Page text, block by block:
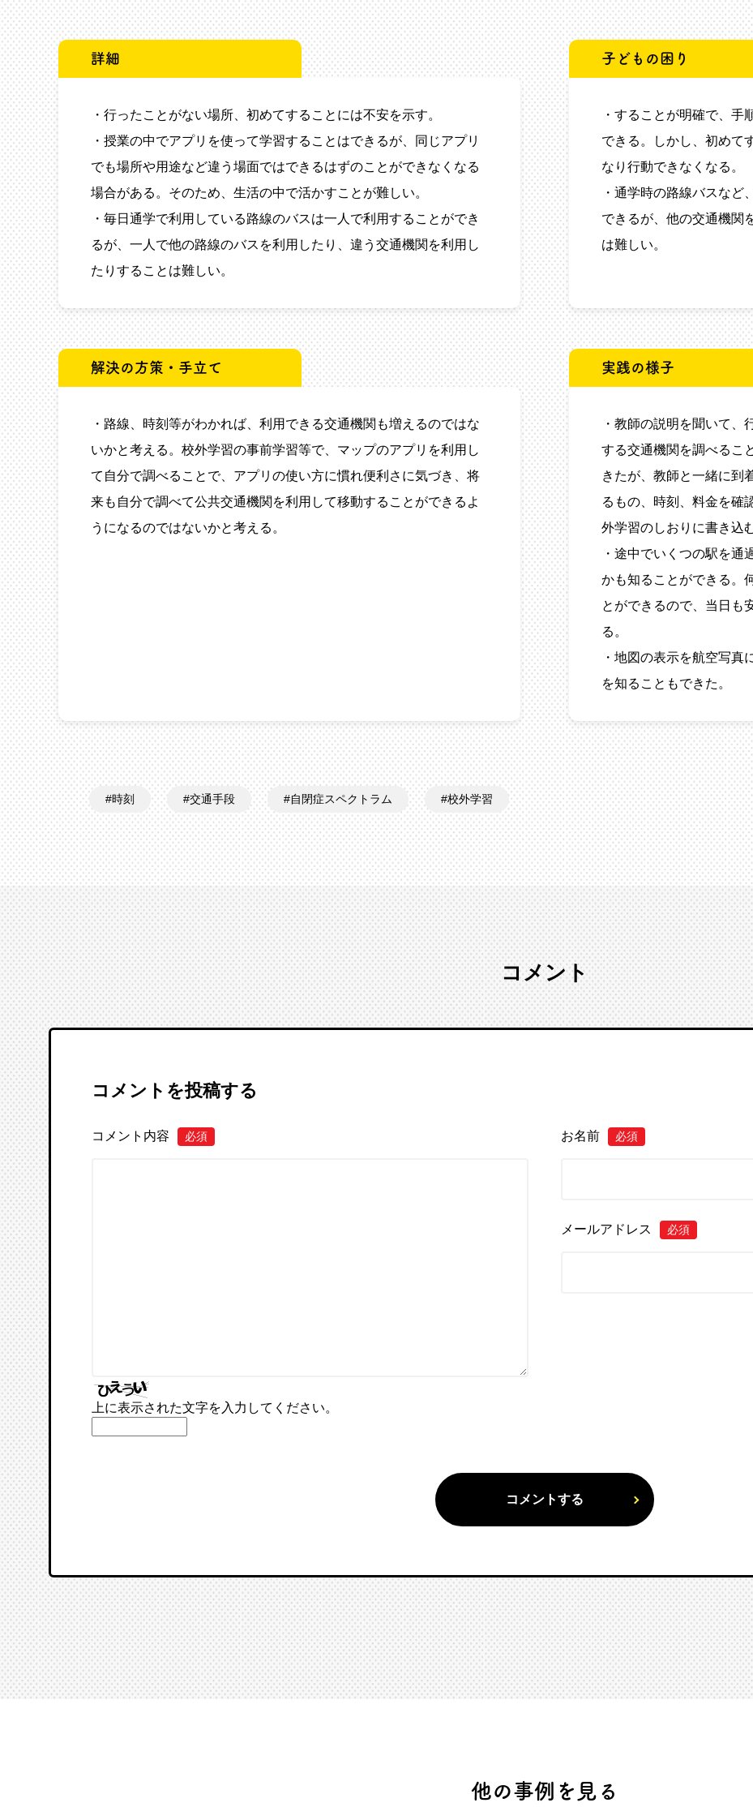
詳細
・行ったことがない場所、初めてすることには不安を示す。
・授業の中でアプリを使って学習することはできるが、同じアプリ
でも場所や用途など違う場面ではできるはずのことができなくなる
場合がある。そのため、生活の中で活かすことが難しい。
・毎日通学で利用している路線のバスは一人で利用することができ
るが、一人で他の路線のバスを利用したり、違う交通機関を利用し
たりすることは難しい。
子どもの困り
・することが明確で、
できる。しかし、初めて
なり行動できなくなる。
・通学時の路線バスなど
できるが、他の交通機関
は難しい。
解決の方策・手立て
・路線、時刻等がわかれば、利用できる交通機関も増えるのではな
いかと考える。校外学習の事前学習等で、マップのアプリを利用し
て自分で調べることで、アプリの使い方に慣れ便利さに気づき、将
来も自分で調べて公共交通機関を利用して移動することができるよ
うになるのではないかと考える。
実践の様子
・教師の説明を聞いて、
する交通機関を調べるこ
きたが、教師と一緒に到
るもの、時刻、料金を確
外学習のしおりに書き込
・途中でいくつの駅を通
かも知ることができる。
とができるので、当日も
る。
・地図の表示を航空写真
を知ることもできた。
時刻 交通手段 自閉症スペクトラム 校外学習
コメント
コメントを投稿する
コメント内容 必須 お名前 必須
メールアドレス 必須
上に表示された文字を入力してください。
他の事例を見る